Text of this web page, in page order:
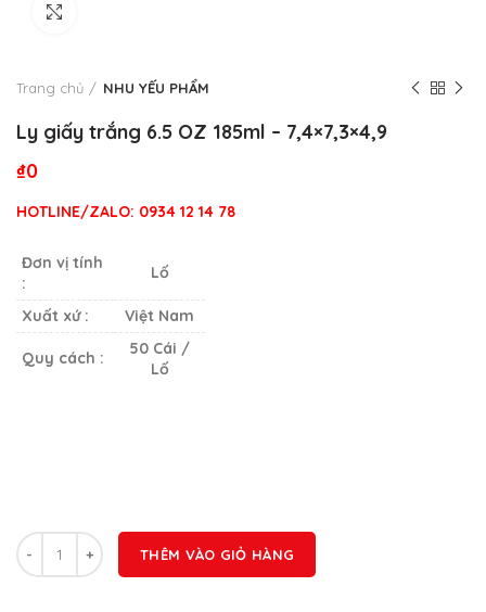
Trang chủ NHU YẾU PHẨM
Ly giấy trắng 6.5 OZ 185ml – 7,4×7,3×4,9
₫0
HOTLINE/ZALO: 0934 12 14 78
Đơn vị tính
:
Lố
Xuất xứ : Việt Nam
Quy cách :
50 Cái /
Lố
Số lượng
THÊM VÀO GIỎ HÀNG